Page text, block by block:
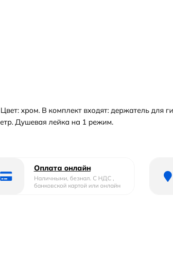
хром. В комплект входят: держатель для
Душевая лейка на 1 режим.
Оплата онлайн
Наличными, безнал. С НДС ,
банковской картой или онлайн